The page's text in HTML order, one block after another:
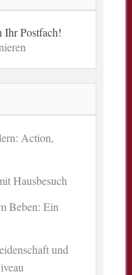
Ihr Postfach!
Action,
Hausbesuch
Beben: Ein
und